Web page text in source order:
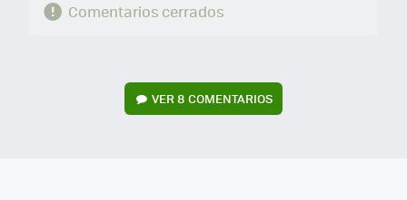
Comentarios cerrados
VER8 COMENTARIOS